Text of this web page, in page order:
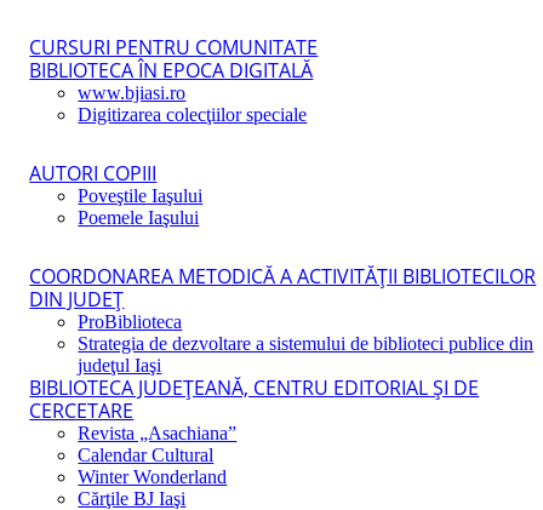
CURSURI PENTRU COMUNITATE
BIBLIOTECA ÎN EPOCA DIGITALĂ
www.bjiasi.ro
Digitizarea colecţiilor speciale
AUTORI COPIII
Poveştile Iaşului
Poemele Iaşului
COORDONAREA METODICĂ A ACTIVITĂŢII BIBLIOTECILOR
DIN JUDEŢ
ProBiblioteca
Strategia de dezvoltare a sistemului de biblioteci publice din
judeţul Iaşi
BIBLIOTECA JUDEŢEANĂ, CENTRU EDITORIAL ŞI DE
CERCETARE
Revista „Asachiana”
Calendar Cultural
Winter Wonderland
Cărţile BJ Iaşi